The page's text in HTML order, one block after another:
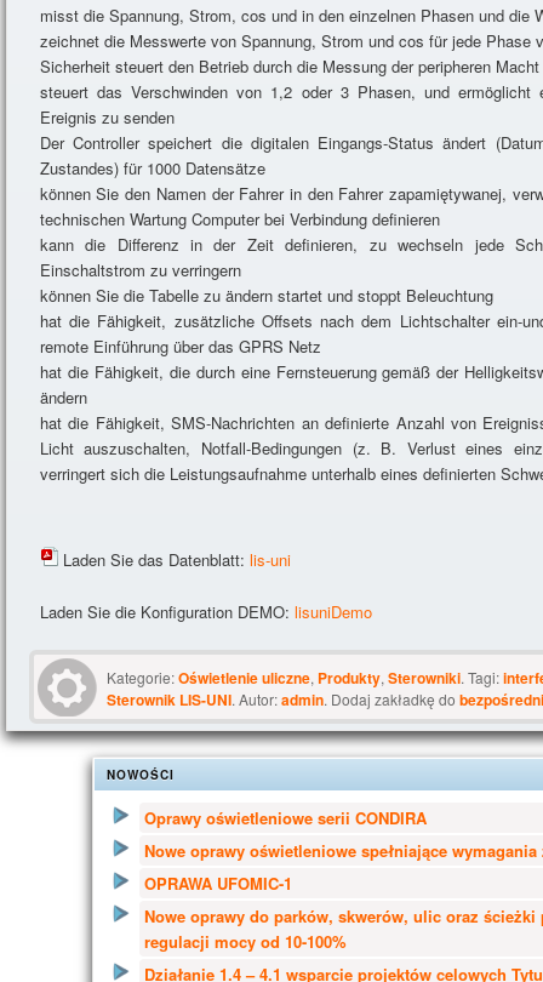
misst die Spannung, Strom, cos und in den einzelnen Phasen und die
zeichnet die Messwerte von Spannung, Strom und cos für jede Phase
Sicherheit steuert den Betrieb durch die Messung der peripheren Macht
steuert das Verschwinden von 1,2 oder 3 Phasen, und
Ereignis zu senden
Der Controller speichert die digitalen Eingangs-Status ändert
Zustandes) für 1000 Datensätze
können Sie den Namen der Fahrer in den Fahrer zapamiętywanej,
technischen Wartung Computer bei Verbindung definieren
kann die Differenz in der Zeit definieren, zu wechseln jede
Einschaltstrom zu verringern
können Sie die Tabelle zu ändern startet und stoppt Beleuchtung
hat die Fähigkeit, zusätzliche Offsets nach dem Lichtschalter ein-
remote Einführung über das GPRS Netz
hat die Fähigkeit, die durch eine Fernsteuerung gemäß der
ändern
hat die Fähigkeit, SMS-Nachrichten an definierte Anzahl von
Licht auszuschalten, Notfall-Bedingungen (z. B. Verlust eines
verringert sich die Leistungsaufnahme unterhalb eines definierten
Laden Sie das Datenblatt: lis-uni
Laden Sie die Konfiguration DEMO: lisuniDemo
Kategorie:Oświetlenie uliczne, Produkty, Sterowniki. Tagi:
Sterownik LIS-UNI. Autor:admin. Dodaj zakładkę do
NOWOŚCI
Oprawy oświetleniowe serii CONDIRA
Nowe oprawy oświetleniowe spełniające
OPRAWA UFOMIC-1
Nowe oprawy do parków, skwerów, ulic oraz ścieżki
regulacji mocy od 10-100%
Działanie 1.4 – 4.1 wsparcie projektów celowych